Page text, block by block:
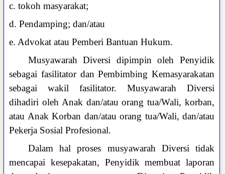
c. tokoh masyarakat;
d. Pendamping; dan/atau
e. Advokat atau Pemberi Bantuan Hukum.
Musyawarah Diversi dipimpin oleh Penyidik
sebagai fasilitator dan Pembimbing Kemasyarakatan
sebagai wakil fasilitator. Musyawarah Diversi
dihadiri oleh Anak dan/atau orang tua/Wali, korban,
atau Anak Korban dan/atau orang tua/Wali, dan/atau
Pekerja Sosial Profesional.
Dalam hal proses musyawarah Diversi tidak
mencapai kesepakatan, Penyidik membuat laporan